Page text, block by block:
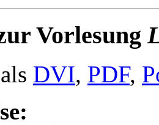
Vorlesung
als DVI, PDF,